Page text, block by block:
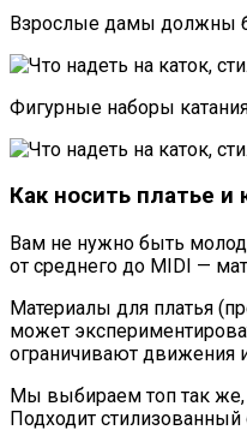
Взрослые дамы должны
Фигурные наборы
Как носить платье и
Вам не нужно быть
от среднего до MIDI —
Материалы для платья
может
ограничивают движения
Мы выбираем топ так же,
Подходит